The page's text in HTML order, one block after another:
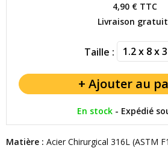
4,90 € TTC
Livraison
Taille :
En stock - Expédié
Matière : Acier Chirurgical 316L (ASTM